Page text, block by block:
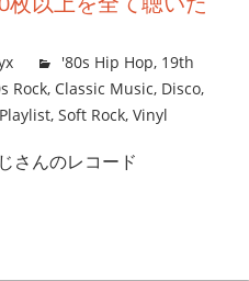
'80s Hip Hop, 19th
Rock, Classic Music, Disco,
Playlist, Soft Rock, Vinyl
さんのレコード